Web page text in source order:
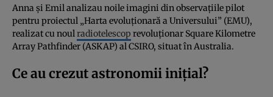
Anna și Emil analizau noile imagini din observațiile pilot
pentru proiectul „Harta evoluționară a Universului” (EMU),
realizat cu noulradiotelescop revoluționar Square Kilometre
Array Pathfinder (ASKAP) al CSIRO, situat în Australia.
Ce au crezut astronomii inițial?